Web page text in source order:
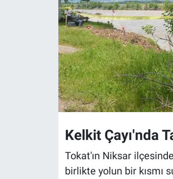
Kelkit Çayı'nda
Tokat'ın Niksar
birlikte yolun bir kısmı